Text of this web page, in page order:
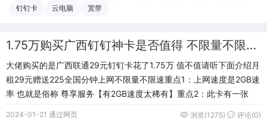
钉钉卡
云电脑 宽带
1.75万购买广西钉钉神卡是否值得 不限量不限速到底值多少钱 什么样的卡是神卡
大佬购买的是广西联通29元钉钉卡花了1.75万 值不值请听下面介绍月
租29元赠送225全国分钟上网不限量不限速重点1：上网速度是2GB速
率 也就是俗称 尊享服务【有2GB速度太稀有】重点2：此卡有一张
2024-01-21 通过网页 浏览(1275) 评论(0)